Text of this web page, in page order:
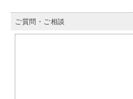
ご質問・ご相談